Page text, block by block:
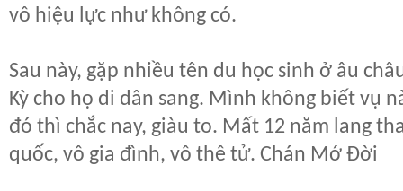
vô hiệu lực như không có.
Sau này, gặp nhiều tên du học sinh ở âu
Kỳ cho họ di dân sang. Mình không biết vụ
đó thì chắc nay, giàu to. Mất 12 năm lang
quốc, vô gia đình, vô thê tử. Chán Mớ Đời